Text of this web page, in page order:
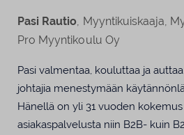
Pasi Rautio , Myyntikuiskaaja,
Pro Myyntikoulu Oy
Pasi valmentaa, kouluttaa ja
johtajia menestymään
Hänellä on yli 31 vuoden
asiakaspalvelusta niin B2B- kuin